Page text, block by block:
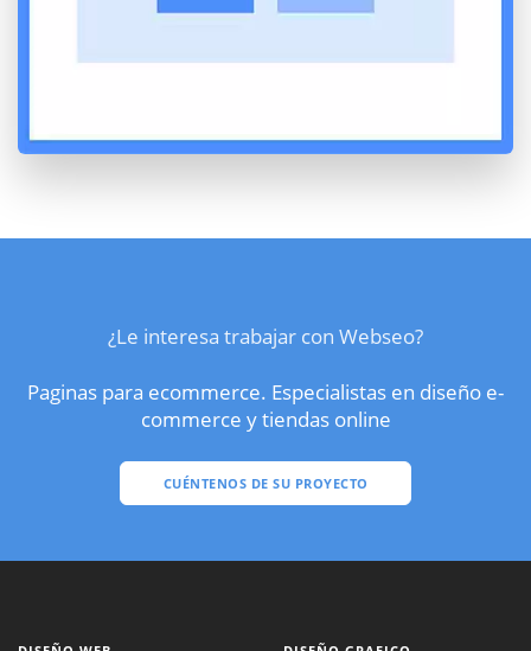
¿Le interesa trabajar con Webseo?
Paginas para ecommerce. Especialistas en diseño e-
commerce y tiendas online
CUÉNTENOS DE SU PROYECTO